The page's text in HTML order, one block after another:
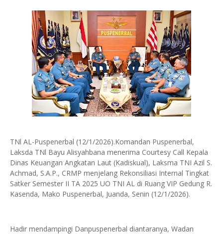
TNl AL-Puspenerbal (12/1/2026).Komandan Puspenerbal,
Laksda TNl Bayu Alisyahbana menerima Courtesy Call Kepala
Dinas Keuangan Angkatan Laut (Kadiskual), Laksma TNI Azil S.
Achmad, S.A.P., CRMP menjelang Rekonsiliasi Internal Tingkat
Satker Semester II TA 2025 UO TNI AL di Ruang VIP Gedung R.
Kasenda, Mako Puspenerbal, Juanda, Senin (12/1/2026).
Hadir mendampingi Danpuspenerbal diantaranya, Wadan